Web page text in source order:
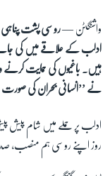
دلچسپ و عجیب
ویڈیوز
آڈیو
اداریہ
Learning English
واشنگٹن —روسی پشت پناہی
ادلب کے علاقے میں کی جانے
ہیں۔ باغیوں کی حمایت
نے ’’انسانی بحران کی صورت
ادلب پر حملے میں شام
روز اپنے روسی ہم منصب، صدر